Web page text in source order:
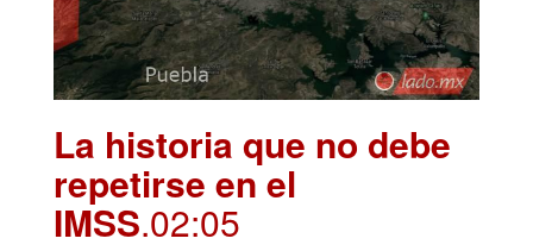
La historia que no debe
repetirse en el
IMSS.02:05